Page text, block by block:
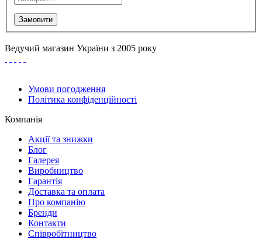
Замовити
Ведучий магазин України з 2005 року
Умови погодження
Політика конфіденційності
Компанія
Акції та знижки
Блог
Галерея
Виробництво
Гарантія
Доставка та оплата
Про компанію
Бренди
Контакти
Співробітництво